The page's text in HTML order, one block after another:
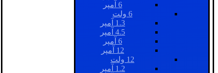
6 آمپر
6 ولت
1.3 آمپر
4.5 آمپر
6 آمپر
12 آمپر
12 ولت
1.2 آمپر